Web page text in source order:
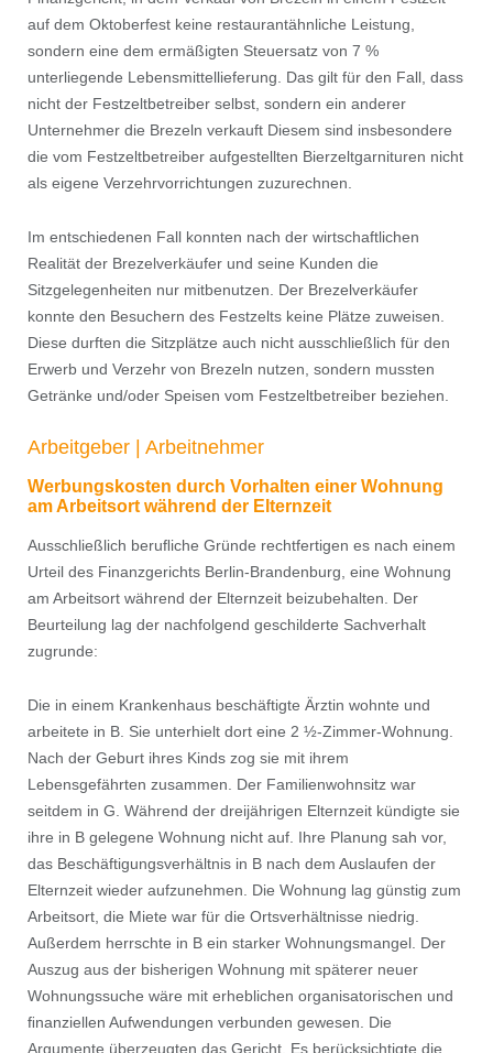
auf dem Oktoberfest keine restaurantähnliche Leistung,
sondern eine dem ermäßigten Steuersatz von 7 %
unterliegende Lebensmittellieferung. Das gilt für den Fall, dass
nicht der Festzeltbetreiber selbst, sondern ein anderer
Unternehmer die Brezeln verkauft Diesem sind insbesondere
die vom Festzeltbetreiber aufgestellten Bierzeltgarnituren nicht
als eigene Verzehrvorrichtungen zuzurechnen.
Im entschiedenen Fall konnten nach der wirtschaftlichen
Realität der Brezelverkäufer und seine Kunden die
Sitzgelegenheiten nur mitbenutzen. Der Brezelverkäufer
konnte den Besuchern des Festzelts keine Plätze zuweisen.
Diese durften die Sitzplätze auch nicht ausschließlich für den
Erwerb und Verzehr von Brezeln nutzen, sondern mussten
Getränke und/oder Speisen vom Festzeltbetreiber beziehen.
Arbeitgeber | Arbeitnehmer
Werbungskosten durch Vorhalten einer Wohnung
am Arbeitsort während der Elternzeit
Ausschließlich beruﬂiche Gründe rechtfertigen es nach einem
Urteil des Finanzgerichts Berlin-Brandenburg, eine Wohnung
am Arbeitsort während der Elternzeit beizubehalten. Der
Beurteilung lag der nachfolgend geschilderte Sachverhalt
zugrunde:
Die in einem Krankenhaus beschäftigte Ärztin wohnte und
arbeitete in B. Sie unterhielt dort eine 2 ½-Zimmer-Wohnung.
Nach der Geburt ihres Kinds zog sie mit ihrem
Lebensgefährten zusammen. Der Familienwohnsitz war
seitdem in G. Während der dreijährigen Elternzeit kündigte sie
ihre in B gelegene Wohnung nicht auf. Ihre Planung sah vor,
das Beschäftigungsverhältnis in B nach dem Auslaufen der
Elternzeit wieder aufzunehmen. Die Wohnung lag günstig zum
Arbeitsort, die Miete war für die Ortsverhältnisse niedrig.
Außerdem herrschte in B ein starker Wohnungsmangel. Der
Auszug aus der bisherigen Wohnung mit späterer neuer
Wohnungssuche wäre mit erheblichen organisatorischen und
ﬁnanziellen Aufwendungen verbunden gewesen. Die
Argumente überzeugten das Gericht. Es berücksichtigte die